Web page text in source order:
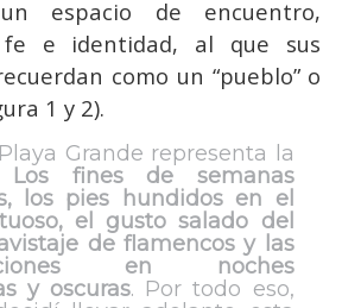
espacio de encuentro,
fe e identidad, al que sus
como un “pueblo” o
1 y 2).
Grande representa la
Los fines de semanas
los pies hundidos en el
el gusto salado del
de flamencos y las
en noches
y oscuras. Por todo eso,